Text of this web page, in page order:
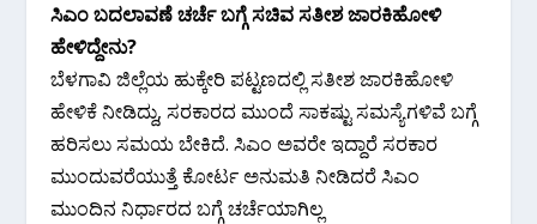
ಸಿಎಂ ಬದಲಾವಣೆ ಚರ್ಚೆ ಬಗ್ಗೆ ಸಚಿವ ಸತೀಶ ಜಾರಕಿಹೋಳಿ
ಹೇಳಿದ್ದೇನು?
ಬೆಳಗಾವಿ ಜಿಲ್ಲೆಯ ಹುಕ್ಕೇರಿ ಪಟ್ಟಣದಲ್ಲಿ ಸತೀಶ ಜಾರಕಿಹೋಳಿ
ಹೇಳಿಕೆ ನೀಡಿದ್ದು, ಸರಕಾರದ ಮುಂದೆ ಸಾಕಷ್ಟು ಸಮಸ್ಯೆಗಳಿವೆ ಬಗ್ಗೆ
ಹರಿಸಲು ಸಮಯ ಬೇಕಿದೆ. ಸಿಎಂ ಅವರೇ ಇದ್ದಾರೆ ಸರಕಾರ
ಮುಂದುವರೆಯುತ್ತೆ ಕೋರ್ಟ ಅನುಮತಿ ನೀಡಿದರೆ ಸಿಎಂ
ಮುಂದಿನ ನಿರ್ಧಾರದ ಬಗ್ಗೆ ಚರ್ಚೆಯಾಗಿಲ್ಲ